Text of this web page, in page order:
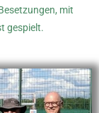
mit
gespielt.